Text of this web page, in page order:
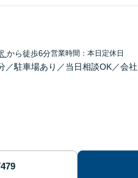
から徒歩6分営業時間：本日定休日
／駐車場あり／当日相談OK／会